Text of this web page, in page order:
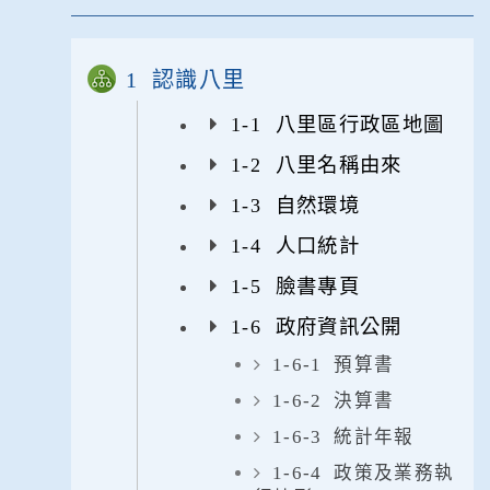
1 認識八里
1-1 八里區行政區地圖
1-2 八里名稱由來
1-3 自然環境
1-4 人口統計
1-5 臉書專頁
1-6 政府資訊公開
1-6-1 預算書
1-6-2 決算書
1-6-3 統計年報
1-6-4 政策及業務執